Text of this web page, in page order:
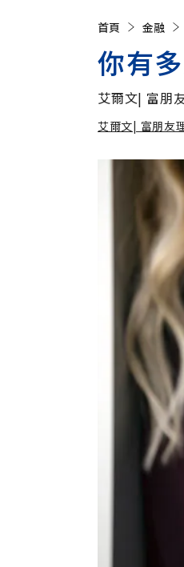
首頁 金融
你有
艾爾文| 富朋
艾爾文| 富朋友
艾爾文